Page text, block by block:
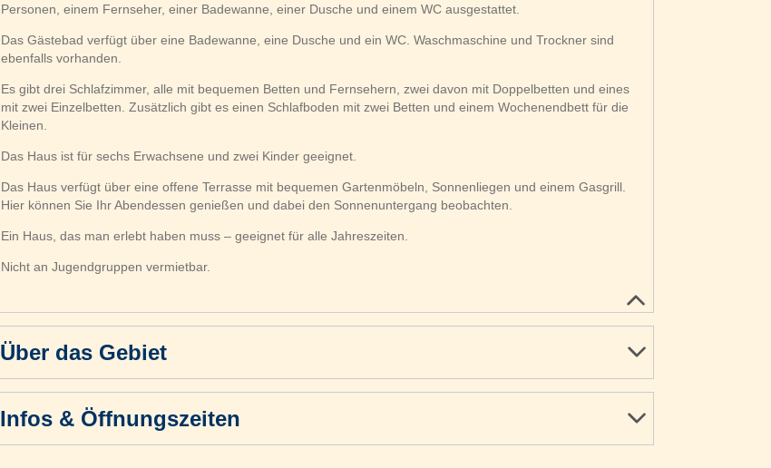
Personen, einem Fernseher, einer Badewanne, einer Dusche und einem WC ausgestattet.
Das Gästebad verfügt über eine Badewanne, eine Dusche und ein WC. Waschmaschine und Trockner sind
ebenfalls vorhanden.
Es gibt drei Schlafzimmer, alle mit bequemen Betten und Fernsehern, zwei davon mit Doppelbetten und eines
mit zwei Einzelbetten. Zusätzlich gibt es einen Schlafboden mit zwei Betten und einem Wochenendbett für die
Kleinen.
Das Haus ist für sechs Erwachsene und zwei Kinder geeignet.
Das Haus verfügt über eine offene Terrasse mit bequemen Gartenmöbeln, Sonnenliegen und einem Gasgrill.
Hier können Sie Ihr Abendessen genießen und dabei den Sonnenuntergang beobachten.
Ein Haus, das man erlebt haben muss – geeignet für alle Jahreszeiten.
Nicht an Jugendgruppen vermietbar.
Über das Gebiet
Infos & Öffnungszeiten